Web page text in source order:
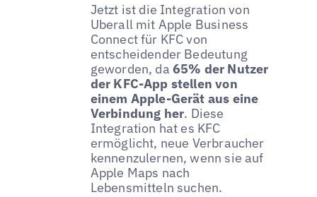
Jetzt ist die Integration von
Uberall mit Apple Business
Connect für KFC von
entscheidender Bedeutung
geworden, da 65% der Nutzer
der KFC-App stellen von
einem Apple-Gerät aus eine
Verbindung her. Diese
Integration hat es KFC
ermöglicht, neue Verbraucher
kennenzulernen, wenn sie auf
Apple Maps nach
Lebensmitteln suchen.